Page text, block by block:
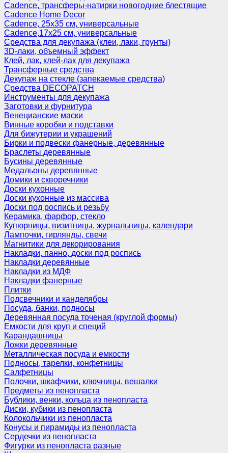
Cadence, трансферы-натирки новогодние блестящие
Cadence Home Decor
Cadence, 25х35 см, универсальные
Cadence,17х25 см, универсальные
Средства для декупажа (клеи, лаки, грунты)
3D-лаки, объемный эффект
Клей, лак, клей-лак для декупажа
Трансферные средства
Декупаж на стекле (запекаемые средства)
Средства DECOPATCH
Инструменты для декупажа
Заготовки и фурнитура
Венецианские маски
Винные коробки и подставки
Для бижутерии и украшений
Бирки и подвески фанерные, деревянные
Браслеты деревянные
Бусины деревянные
Медальоны деревянные
Домики и скворечники
Доски кухонные
Доски кухонные из массива
Доски под роспись и резьбу
Керамика, фарфор, стекло
Купюрницы, визитницы, журнальницы, календари
Лампочки, гирлянды, свечи
Магнитики для декорирования
Накладки, панно, доски под роспись
Накладки деревянные
Накладки из МДФ
Накладки фанерные
Плитки
Подсвечники и канделябры
Посуда, банки, подносы
Деревянная посуда точеная (круглой формы)
Емкости для круп и специй
Карандашницы
Ложки деревянные
Металлическая посуда и емкости
Подносы, тарелки, конфетницы
Салфетницы
Полочки, шкафчики, ключницы, вешалки
Предметы из пенопласта
Бублики, венки, кольца из пенопласта
Диски, кубики из пенопласта
Колокольчики из пенопласта
Конусы и пирамиды из пенопласта
Сердечки из пенопласта
Фигурки из пенопласта разные